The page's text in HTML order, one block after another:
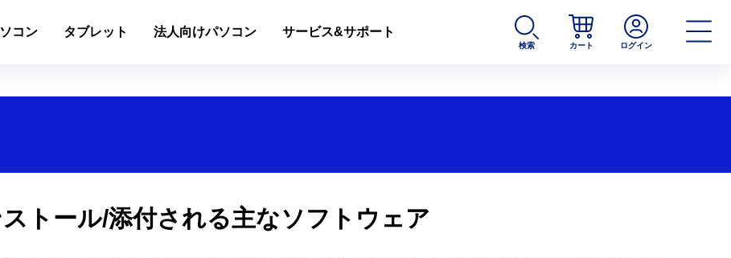
コン タブレット 法人向けパソコン サービス&サポート
検索 カート ログイン
トール/添付される主なソフトウェア